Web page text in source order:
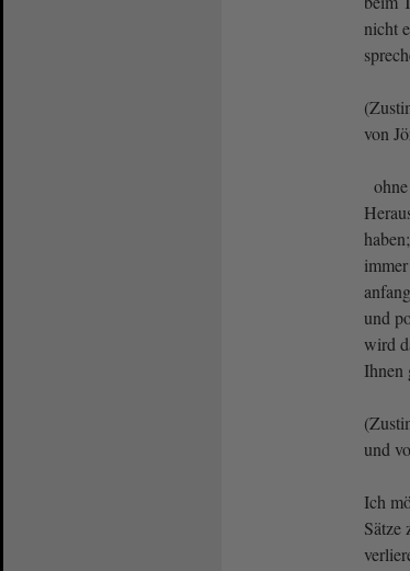
nicht
von
und
wird
Ihnen
und
Ich
Sätze